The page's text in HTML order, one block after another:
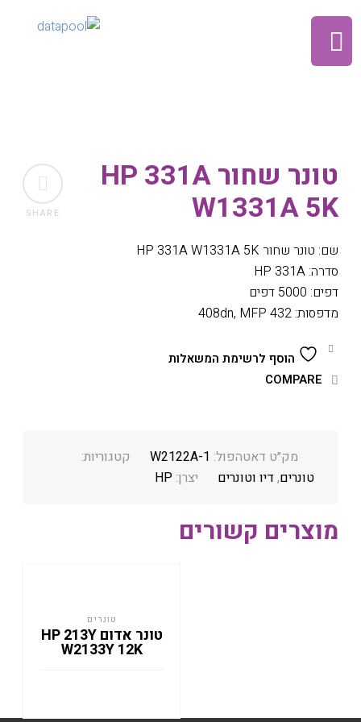
SHARE
טונר שחור HP 331A
W1331A 5K
שם: טונר שחור HP 331A W1331A 5K
סדרה: HP 331A
דפים: 5000 דפים
מדפסות: 408dn, MFP 432
הוסף לרשימת המשאלות
COMPARE
מק״ט דאטהפול: W2122A-1
קטגוריות:
טונרים, דיו וטונרים יצרן:HP
מוצרים קשורים
טונרים
טונר אדום HP 213Y
W2133Y 12K